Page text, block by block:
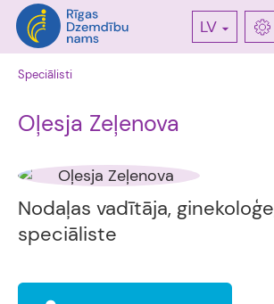
LV
Speciālisti
Oļesja Zeļenova
Nodaļas vadītāja,
speciāliste